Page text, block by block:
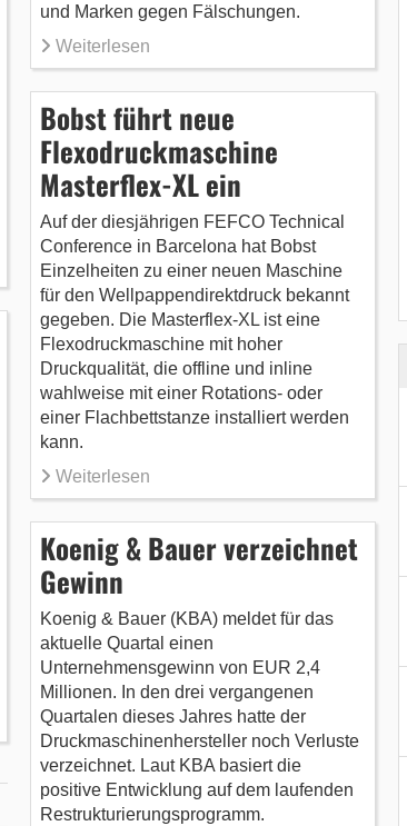
und Marken gegen Fälschungen.
Weiterlesen
Bobst führt neue
Flexodruckmaschine
Masterflex-XL ein
Auf der diesjährigen FEFCO Technical
Conference in Barcelona hat Bobst
Einzelheiten zu einer neuen Maschine
für den Wellpappendirektdruck bekannt
gegeben. Die Masterflex-XL ist eine
Flexodruckmaschine mit hoher
Druckqualität, die offline und inline
wahlweise mit einer Rotations- oder
einer Flachbettstanze installiert werden
kann.
Weiterlesen
Koenig & Bauer verzeichnet
Gewinn
Koenig & Bauer (KBA) meldet für das
aktuelle Quartal einen
Unternehmensgewinn von EUR 2,4
Millionen. In den drei vergangenen
Quartalen dieses Jahres hatte der
Druckmaschinenhersteller noch Verluste
verzeichnet. Laut KBA basiert die
positive Entwicklung auf dem laufenden
Restrukturierungsprogramm.